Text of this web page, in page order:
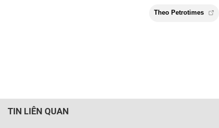
TIN LIÊN QUAN